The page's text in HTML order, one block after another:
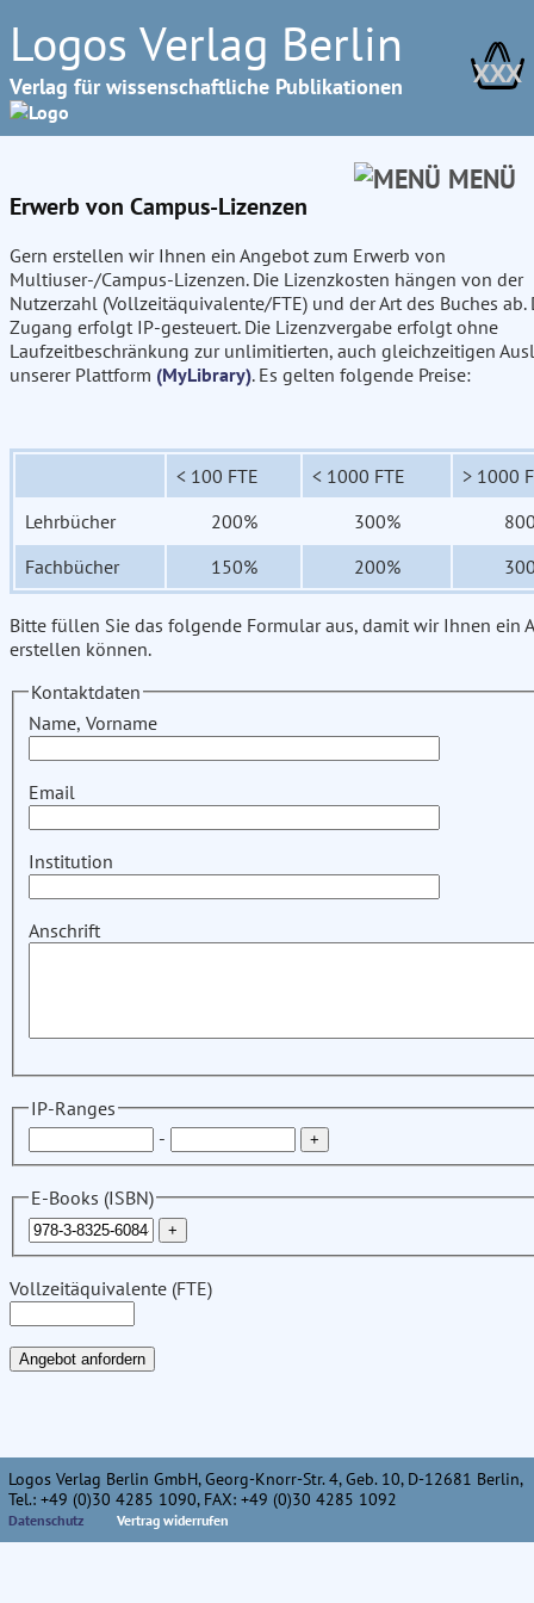
Logos Verlag Berlin
Verlag für wissenschaftliche Publikationen XXX
MENÜ
Erwerb von Campus-Lizenzen
Gern erstellen wir Ihnen ein Angebot zum Erwerb von
Multiuser-/Campus-Lizenzen. Die Lizenzkosten hängen von der
Nutzerzahl (Vollzeitäquivalente/FTE) und der Art des Buches ab.
Zugang erfolgt IP-gesteuert. Die Lizenzvergabe erfolgt ohne
Laufzeitbeschränkung zur unlimitierten, auch gleichzeitigen
unserer Plattform (MyLibrary). Es gelten folgende Preise:
< 100 FTE < 1000 FTE
> 1000
Lehrbücher
200% 300%
Fachbücher
150% 200%
Bitte füllen Sie das folgende Formular aus, damit wir Ihnen ein
erstellen können.
Kontaktdaten
Name, Vorname
Email
Institution
Anschrift
IP-Ranges
-
E-Books (ISBN)
Vollzeitäquivalente (FTE)
Logos Verlag Berlin GmbH, Georg-Knorr-Str. 4, Geb. 10, D-12681 Berlin,
Tel.: +49 (0)30 4285 1090, FAX: +49 (0)30 4285 1092
Datenschutz Vertrag widerrufen